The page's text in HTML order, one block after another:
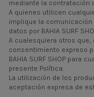
mediante la contratación
A quienes utilicen
implique la comunicación
datos por BAHIA SURF
A cualesquiera otros
consentimiento expreso
BAHIA SURF SHOP para
presente Política.
La utilización de los
aceptación expresa de